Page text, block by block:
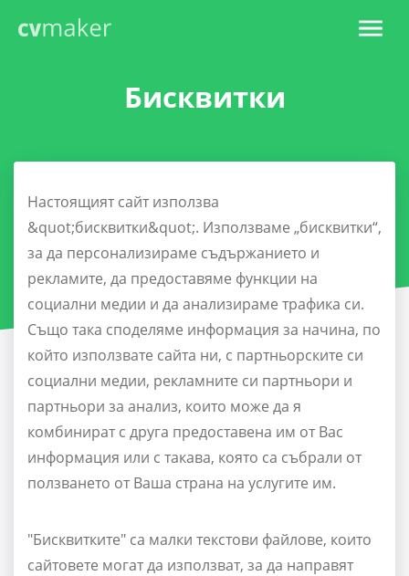
Бисквитки
Настоящият сайт използва
&quot;бисквитки&quot;. Използваме „бисквитки“,
за да персонализираме съдържанието и
рекламите, да предоставяме функции на
социални медии и да анализираме трафика си.
Също така споделяме информация за начина, по
който използвате сайта ни, с партньорските си
социални медии, рекламните си партньори и
партньори за анализ, които може да я
комбинират с друга предоставена им от Вас
информация или с такава, която са събрали от
ползването от Ваша страна на услугите им.
"Бисквитките" са малки текстови файлове, които
сайтовете могат да използват, за да направят